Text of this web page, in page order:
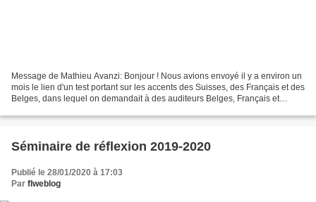
Message de Mathieu Avanzi: Bonjour ! Nous avions envoyé il y a environ un
mois le lien d'un test portant sur les accents des Suisses, des Français et des
Belges, dans lequel on demandait à des auditeurs Belges, Français et
Séminaire de réflexion 2019-2020
Publié le 28/01/2020 à 17:03
Par flweblog